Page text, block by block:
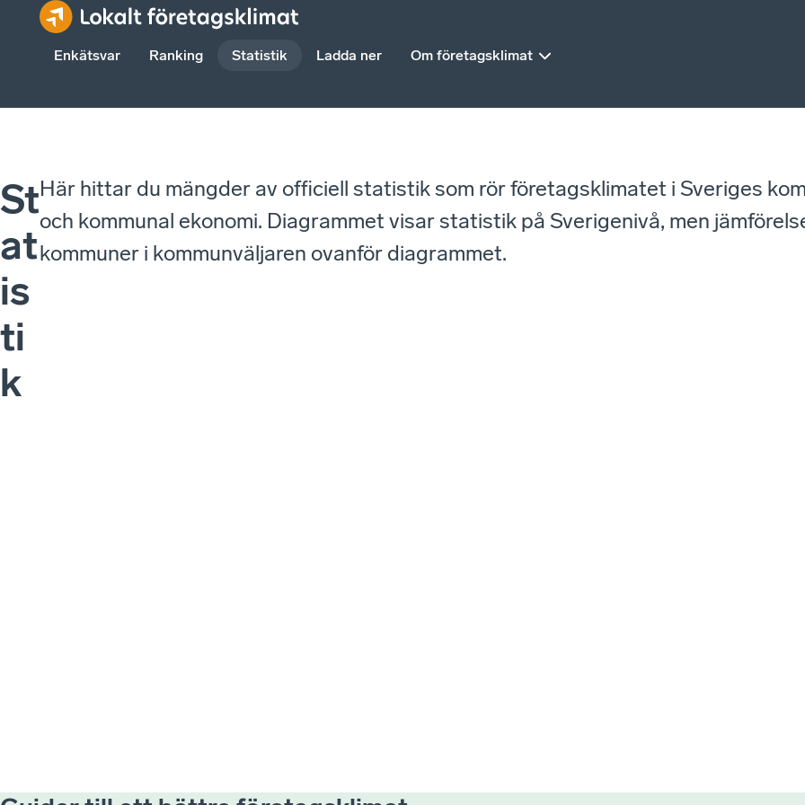
Enkätsvar Ranking Statistik Ladda ner Om företagsklimat
St
at
is
ti
k
Här hittar du mängder av officiell statistik som rör företagsklimatet i Sveriges
och kommunal ekonomi. Diagrammet visar statistik på Sverigenivå, men
kommuner i kommunväljaren ovanför diagrammet.